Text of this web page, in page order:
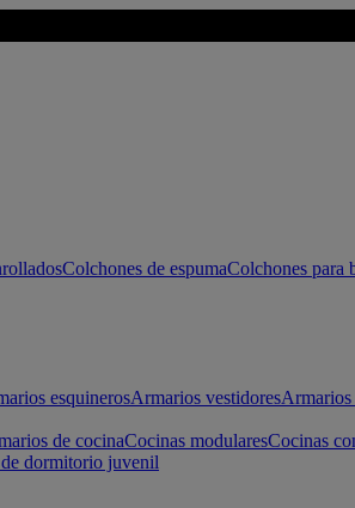
Colchones de espumaColchones para
esquinerosArmarios vestidores
de cocinaCocinas modularesCocinas
dormitorio juvenil